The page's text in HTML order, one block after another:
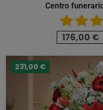
Centro
176,00 €
231,00 €